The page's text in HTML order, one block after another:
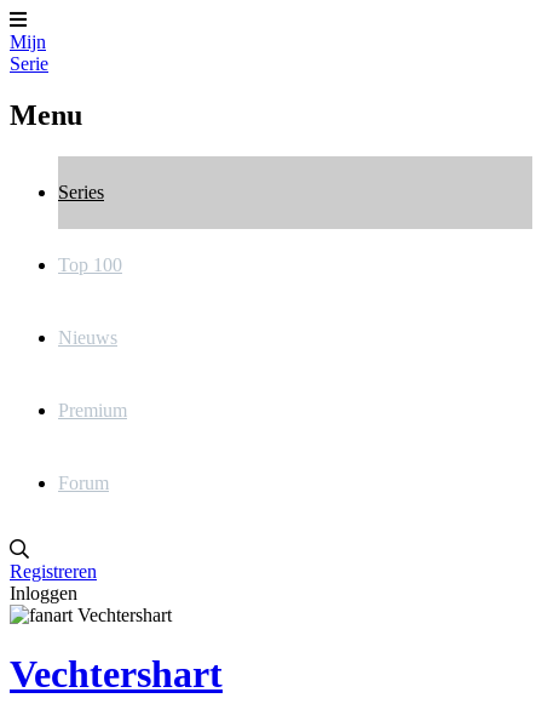
Mijn
Serie
Menu
Series
Top 100
Nieuws
Premium
Forum
Registreren
Inloggen
Vechtershart